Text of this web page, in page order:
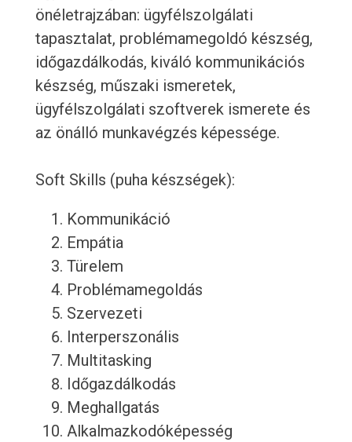
önéletrajzában: ügyfélszolgálati
tapasztalat, problémamegoldó készség,
időgazdálkodás, kiváló kommunikációs
készség, műszaki ismeretek,
ügyfélszolgálati szoftverek ismerete és
az önálló munkavégzés képessége.
Soft Skills (puha készségek):
Kommunikáció
Empátia
Türelem
Problémamegoldás
Szervezeti
Interperszonális
Multitasking
Időgazdálkodás
Meghallgatás
Alkalmazkodóképesség